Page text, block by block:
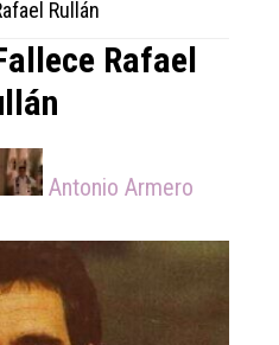
Rullán
Rafael
Antonio Armero